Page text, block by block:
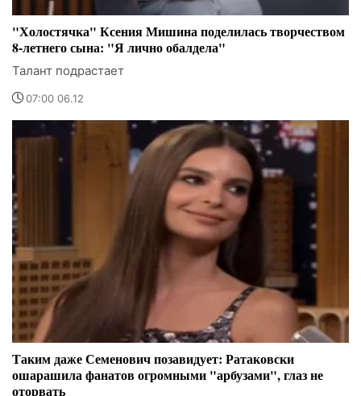
"Холостячка" Ксения Мишина поделилась творчеством
8-летнего сына: "Я лично обалдела"
Талант подрастает
07:00 06.12
Таким даже Семенович позавидует: Ратаковски
ошарашила фанатов огромными "арбузами", глаз не
оторвать